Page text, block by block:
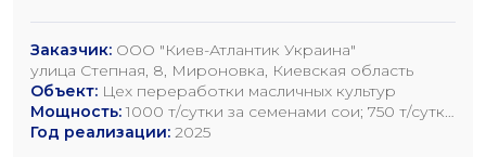
Заказчик: ООО "Киев-Атлантик Украина"
улица Степная, 8, Мироновка, Киевская область
Объект: Цех переработки масличных культур
Мощность: 1000 т/сутки за семенами сои; 750 т/сутки
за семенами рапса; 1200 т/сутки по семенам
Год реализации: 2025